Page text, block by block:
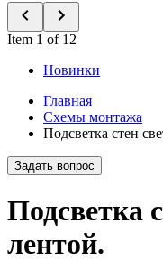
Item 1 of 12
Новинки
Главная
Схемы монтажа
Подсветка стен
Задать вопрос
Подсветка
лентой.